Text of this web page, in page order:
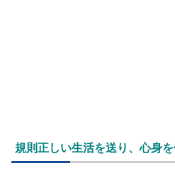
規則正しい生活を送り、心身